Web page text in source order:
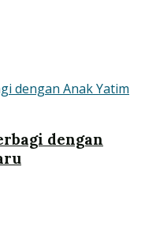
dengan